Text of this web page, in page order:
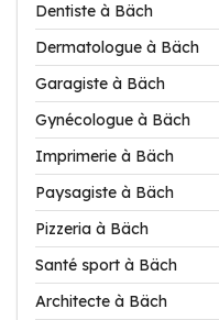
Dentiste à Bäch
Dermatologue à Bäch
Garagiste à Bäch
Gynécologue à Bäch
Imprimerie à Bäch
Paysagiste à Bäch
Pizzeria à Bäch
Santé sport à Bäch
Architecte à Bäch